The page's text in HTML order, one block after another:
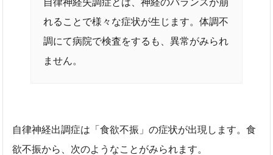
れることで様々な症状が生じます。体調不
調にて病院で検査をするも、異常がみられ
ません。
自律神経出調症は「食欲不振」の症状が出現します。食
欲不振から、次のようなことがみられます。